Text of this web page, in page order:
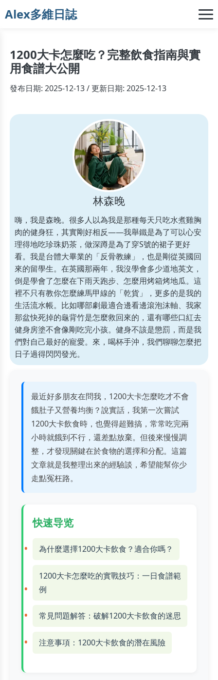
Alex多維日誌
1200大卡怎麼吃？完整飲食指南與實
用食譜大公開
發布日期: 2025-12-13 / 更新日期: 2025-12-13
林森晚
嗨，我是森晚。很多人以為我是那種每天只吃水煮雞胸
肉的健身狂，其實剛好相反——我舉鐵是為了可以心安
理得地吃珍珠奶茶，做深蹲是為了穿S號的裙子更好
看。我是台體大畢業的「反骨教練」，也是剛從英國回
來的留學生。在英國那兩年，我沒學會多少道地英文，
倒是學會了怎麼在下雨天跑步、怎麼用烤箱烤地瓜。這
裡不只有教你怎麼練馬甲線的「乾貨」，更多的是我的
生活流水帳。比如哪部劇最適合邊看邊滾泡沫軸、我家
那盆快死掉的龜背竹是怎麼救回來的，還有哪些口紅去
健身房塗不會像剛吃完小孩。健身不該是懲罰，而是我
們對自己最好的寵愛。來，喝杯手沖，我們聊聊怎麼把
日子過得閃閃發光。
最近好多朋友在問我，1200大卡怎麼吃才不會
餓肚子又營養均衡？說實話，我第一次嘗試
1200大卡飲食時，也覺得超難搞，常常吃完兩
小時就餓到不行，還差點放棄。但後來慢慢調
整，才發現關鍵在於食物的選擇和分配。這篇
文章就是我整理出來的經驗談，希望能幫你少
走點冤枉路。
快速导览
為什麼選擇1200大卡飲食？適合你嗎？
1200大卡怎麼吃的實戰技巧：一日食譜範
例
常見問題解答：破解1200大卡飲食的迷思
注意事項：1200大卡飲食的潛在風險